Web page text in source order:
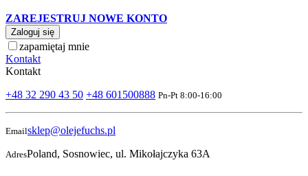
ZAREJESTRUJ NOWE KONTO
Zaloguj się
zapamiętaj mnie
Kontakt
Kontakt
+48 32 290 43 50 +48 601500888 Pn-Pt 8:00-16:00
Emailsklep@olejefuchs.pl
AdresPoland, Sosnowiec, ul. Mikołajczyka 63A